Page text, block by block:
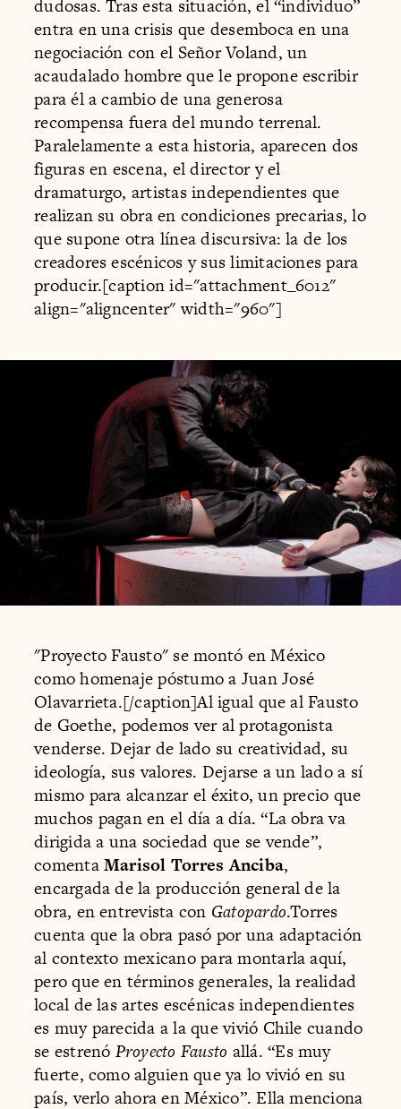
dudosas. Tras esta situación, el “individuo”
entra en una crisis que desemboca en una
negociación con el Señor Voland, un
acaudalado hombre que le propone escribir
para él a cambio de una generosa
recompensa fuera del mundo terrenal.
Paralelamente a esta historia, aparecen dos
figuras en escena, el director y el
dramaturgo, artistas independientes que
realizan su obra en condiciones precarias, lo
que supone otra línea discursiva: la de los
creadores escénicos y sus limitaciones para
producir.[caption id="attachment_6012"
align="aligncenter" width="960"]
"Proyecto Fausto" se montó en México
como homenaje póstumo a Juan José
Olavarrieta.[/caption]Al igual que al Fausto
de Goethe, podemos ver al protagonista
venderse. Dejar de lado su creatividad, su
ideología, sus valores. Dejarse a un lado a sí
mismo para alcanzar el éxito, un precio que
muchos pagan en el día a día. “La obra va
dirigida a una sociedad que se vende”,
comentaMarisol Torres Anciba,
encargada de la producción general de la
obra, en entrevista con Gatopardo.Torres
cuenta que la obra pasó por una adaptación
al contexto mexicano para montarla aquí,
pero que en términos generales, la realidad
local de las artes escénicas independientes
es muy parecida a la que vivió Chile cuando
se estrenó Proyecto Fausto allá. “Es muy
fuerte, como alguien que ya lo vivió en su
país, verlo ahora en México”. Ella menciona